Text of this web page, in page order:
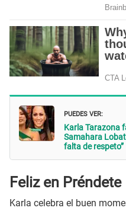
PUEDES VER:
Karla Tarazona
Samahara
falta de respeto”
Feliz en Préndete
Karla celebra el buen